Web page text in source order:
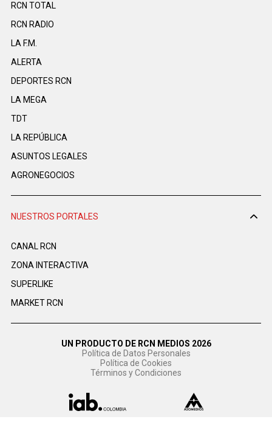
RCN TOTAL
RCN RADIO
LA F.M.
ALERTA
DEPORTES RCN
LA MEGA
TDT
LA REPÚBLICA
ASUNTOS LEGALES
AGRONEGOCIOS
NUESTROS PORTALES
CANAL RCN
ZONA INTERACTIVA
SUPERLIKE
MARKET RCN
UN PRODUCTO DE RCN MEDIOS 2026
Política de Datos Personales
Política de Cookies
Términos y Condiciones